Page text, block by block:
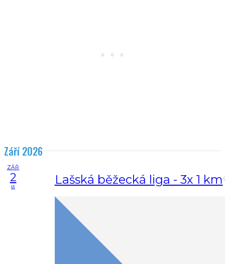
Září 2026
ZÁŘ
2
st Lašská běžecká liga - 3x 1 km